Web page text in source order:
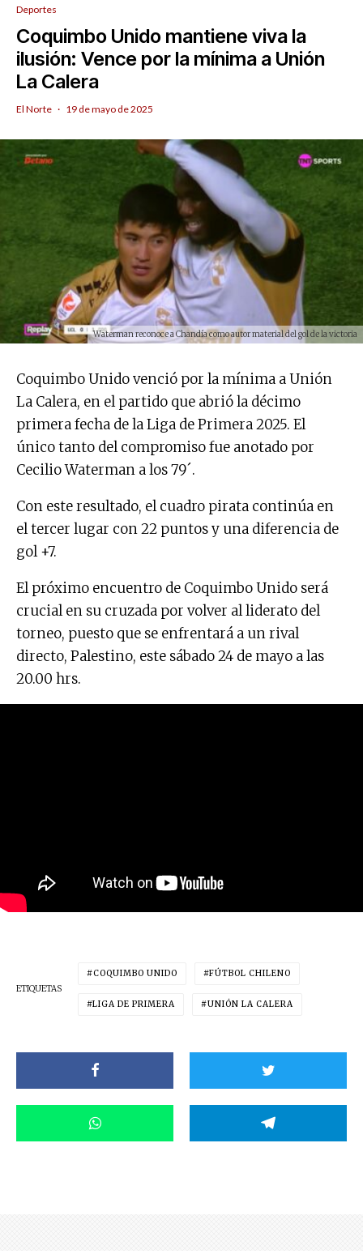
Deportes
Coquimbo Unido mantiene viva la
ilusión: Vence por la mínima a Unión
La Calera
El Norte · 19 de mayo de 2025
Waterman reconoce a Chandía como autor material del gol de la victoria
Coquimbo Unido venció por la mínima a Unión
La Calera, en el partido que abrió la décimo
primera fecha de la Liga de Primera 2025. El
único tanto del compromiso fue anotado por
Cecilio Waterman a los 79´.
Con este resultado, el cuadro pirata continúa en
el tercer lugar con 22 puntos y una diferencia de
gol +7.
El próximo encuentro de Coquimbo Unido será
crucial en su cruzada por volver al liderato del
torneo, puesto que se enfrentará a un rival
directo, Palestino, este sábado 24 de mayo a las
20.00 hrs.
ETIQUETAS
COQUIMBO UNIDO FÚTBOL CHILENO
LIGA DE PRIMERA UNIÓN LA CALERA